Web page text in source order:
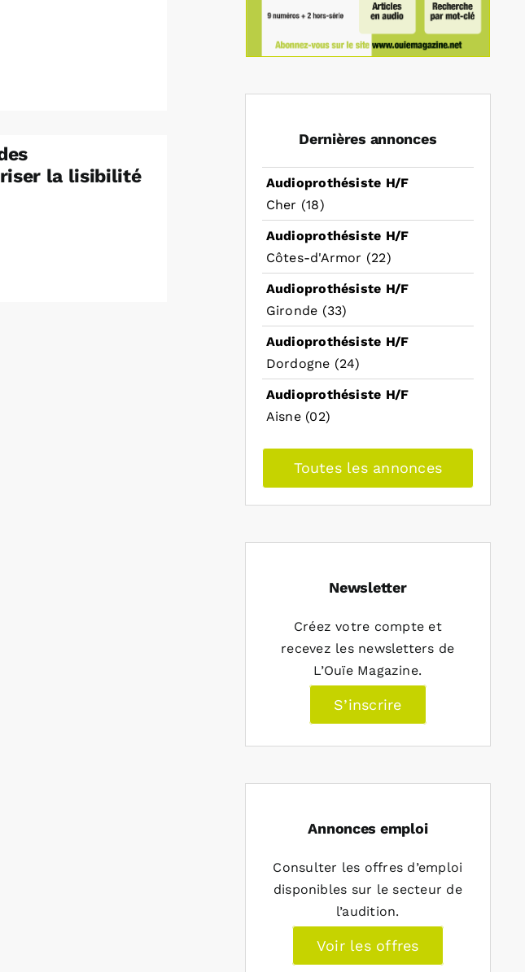
la lisibilité
Dernières annonces
Audioprothésiste H/F
Cher (18)
Audioprothésiste H/F
Côtes-d'Armor (22)
Audioprothésiste H/F
Gironde (33)
Audioprothésiste H/F
Dordogne (24)
Audioprothésiste H/F
Aisne (02)
Toutes les annonces
Newsletter
Créez votre compte et
recevez les newsletters de
L’Ouïe Magazine.
S’inscrire
Annonces emploi
Consulter les offres d’emploi
disponibles sur le secteur de
l’audition.
Voir les offres